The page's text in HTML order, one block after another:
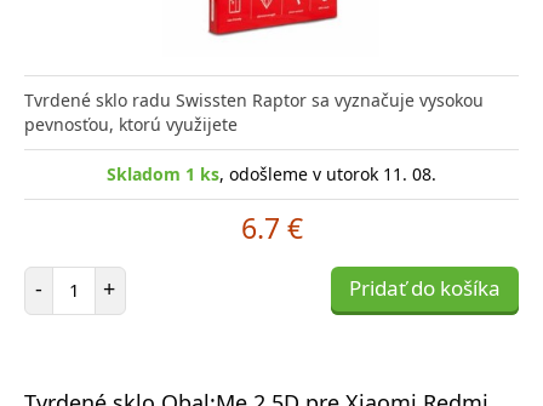
Tvrdené sklo radu Swissten Raptor sa vyznačuje vysokou
pevnosťou, ktorú využijete
Skladom 1 ks, odošleme v utorok 11. 08.
6.7 €
- Počet položiek
+ Pridať do košíka